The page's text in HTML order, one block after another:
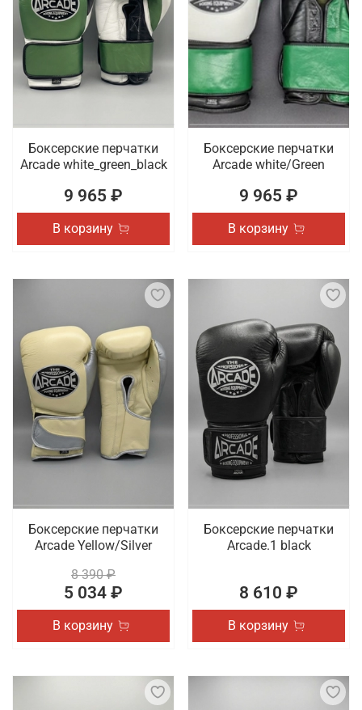
Боксерские перчатки
Arcade white_green_black
9 965 ₽
В корзину
Боксерские перчатки
Arcade white/Green
9 965 ₽
В корзину
Боксерские перчатки
Arcade Yellow/Silver
8 390 ₽
5 034 ₽
В корзину
Боксерские перчатки
Arcade.1 black
8 610 ₽
В корзину